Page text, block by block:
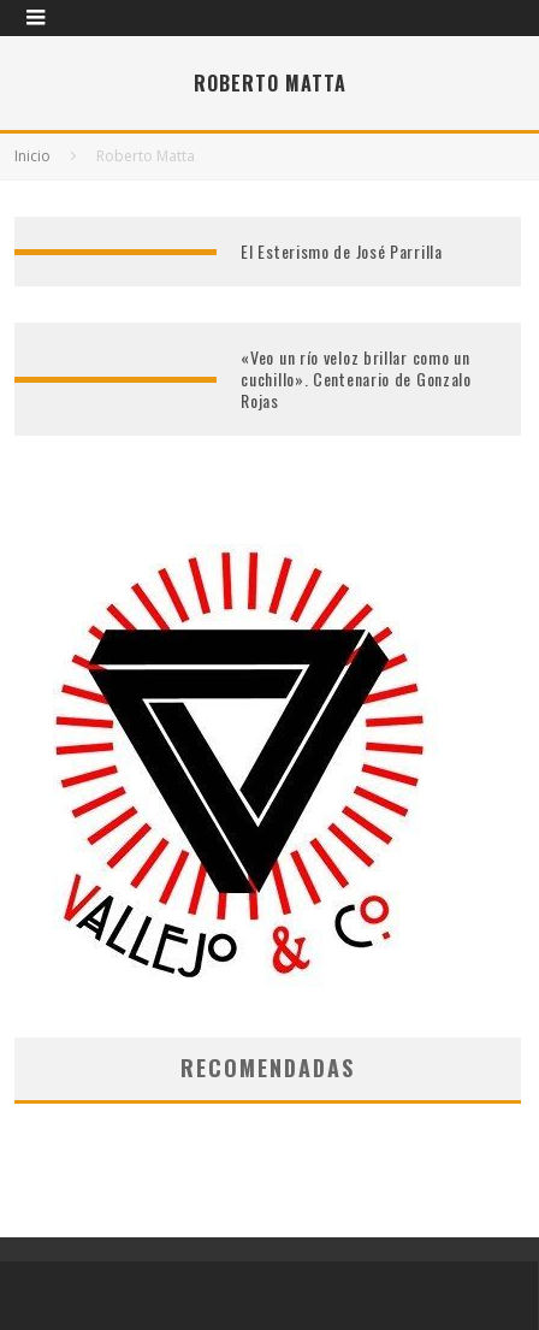
ROBERTO MATTA
Inicio Roberto Matta
El Esterismo de José Parrilla
«Veo un río veloz brillar como un
cuchillo». Centenario de Gonzalo
Rojas
RECOMENDADAS